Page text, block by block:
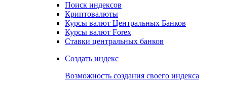
Получить доступ
Индикаторы рынка
Поиск индексов
Курсы валют Центральных Банков
Ставки центральных банков